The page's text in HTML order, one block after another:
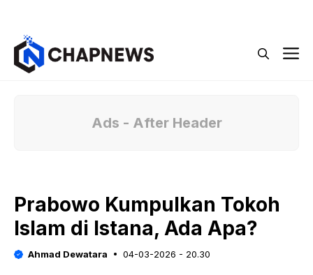
Ads - After Header
Prabowo Kumpulkan Tokoh
Islam di Istana, Ada Apa?
Ahmad Dewatara 04-03-2026 - 20.30